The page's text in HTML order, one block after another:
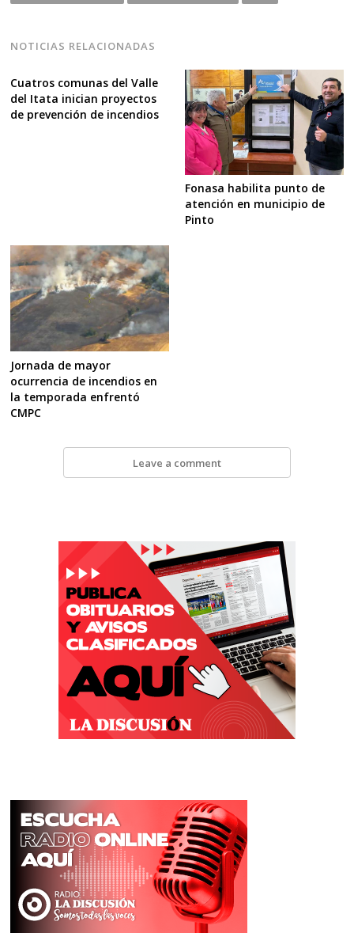
NOTICIAS RELACIONADAS
Cuatros comunas del Valle
del Itata inician proyectos
de prevención de incendios
Fonasa habilita punto de
atención en municipio de
Pinto
Jornada de mayor
ocurrencia de incendios en
la temporada enfrentó
CMPC
Leave a comment